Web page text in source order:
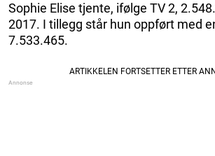
Sophie Elise tjente, ifølge TV 2,
2017. I tillegg står hun oppført med
7.533.465.